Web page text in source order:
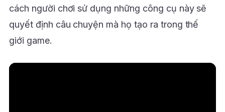
cách người chơi sử dụng những công cụ này sẽ
quyết định câu chuyện mà họ tạo ra trong thế
giới game.